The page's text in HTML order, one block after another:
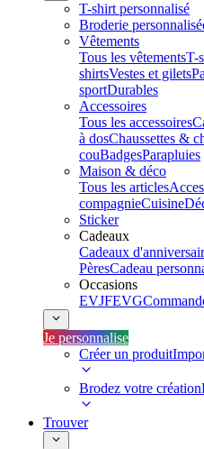
T-shirt personnalisé
Broderie
Vêtements
Tous les vêtementsT-
shirtsVestes et gilets
sportDurables
Accessoires
Tous les accessoires
à dosChaussettes &
couBadgesParapluies
Maison & déco
Tous les articles
compagnieCuisine
Sticker
Cadeaux
Cadeaux
PèresCadeau
Occasions
EVJFEVG
Je personnalise
Créer un produit
Brodez votre création
Trouver